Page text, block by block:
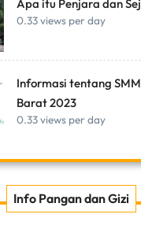
Apa itu Penjara dan
0.33 views per day
Informasi tentang
Barat 2023
0.33 views per day
Info Pangan dan Gizi